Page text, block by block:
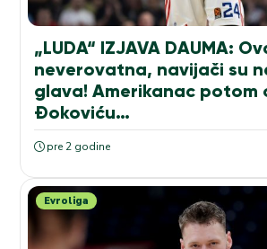
„LUDA“ IZJAVA DAUMA:
neverovatna, navijači su
glava! Amerikanac potom
Đokoviću…
pre 2 godine
Evroliga